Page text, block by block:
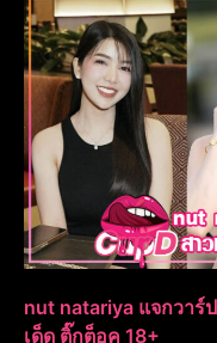
nut natariya แจกวาร์
เด็ด ติ๊กต็อค 18+